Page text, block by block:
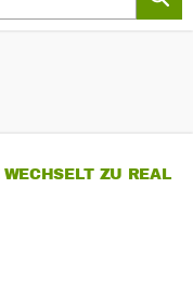
ZU REAL